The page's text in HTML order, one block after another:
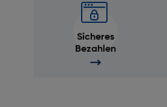
Sicheres
Bezahlen